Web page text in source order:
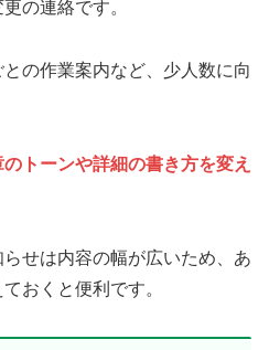
の連絡です。
の作業案内など、少人数に向
トーンや詳細の書き方を変え
せは内容の幅が広いため、あ
おくと便利です。